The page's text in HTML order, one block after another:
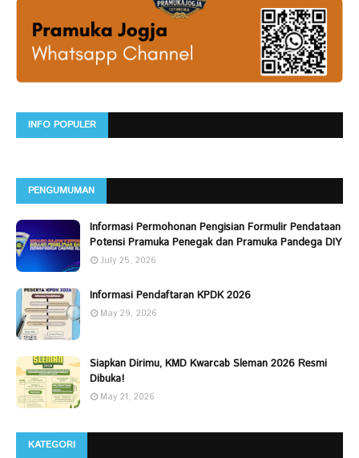
INFO POPULER
PENGUMUMAN
Informasi Permohonan Pengisian Formulir Pendataan
Potensi Pramuka Penegak dan Pramuka Pandega DIY
July 25, 2026
Informasi Pendaftaran KPDK 2026
May 29, 2026
Siapkan Dirimu, KMD Kwarcab Sleman 2026 Resmi
Dibuka!
May 21, 2026
KATEGORI